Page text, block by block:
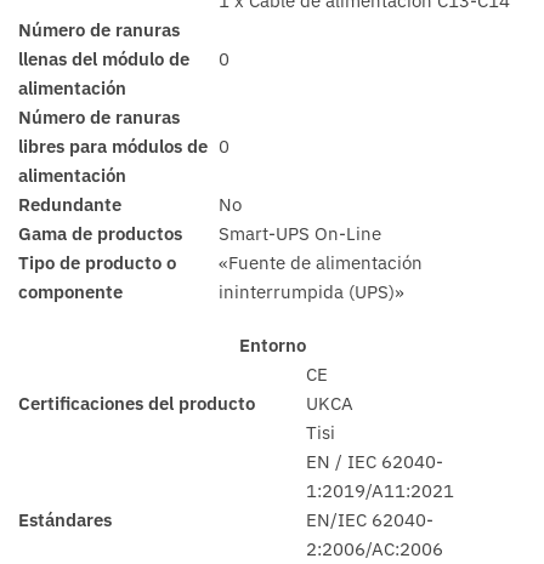
Número de ranuras
llenas del módulo de
alimentación
0
Número de ranuras
libres para módulos de
alimentación
0
Redundante
No
Gama de productos
Smart-UPS On-Line
Tipo de producto o
componente
«Fuente de alimentación
ininterrumpida (UPS)»
Entorno
Certificaciones del producto
CE
UKCA
Tisi
Estándares
EN / IEC 62040-
1:2019/A11:2021
EN/IEC 62040-
2:2006/AC:2006